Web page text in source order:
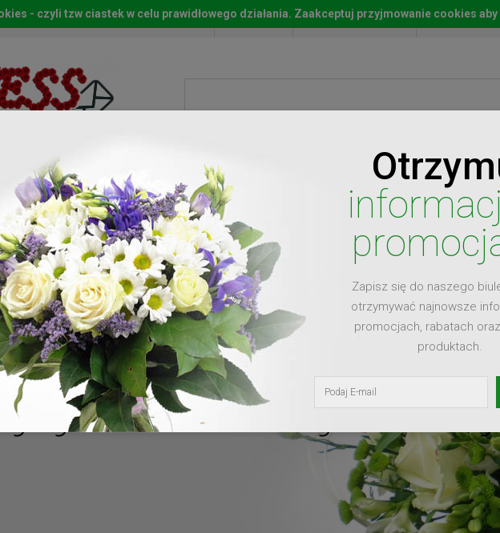
Start Moje konto Lista
Kwiaty
dla
ukochanej
Zapisz się do naszego
otrzymywać najnowsze
promocjach, rabatach
produktach.
- czyli tzw ciastek w celu prawidłowego działania. Zaakceptuj przyjmowanie cookies